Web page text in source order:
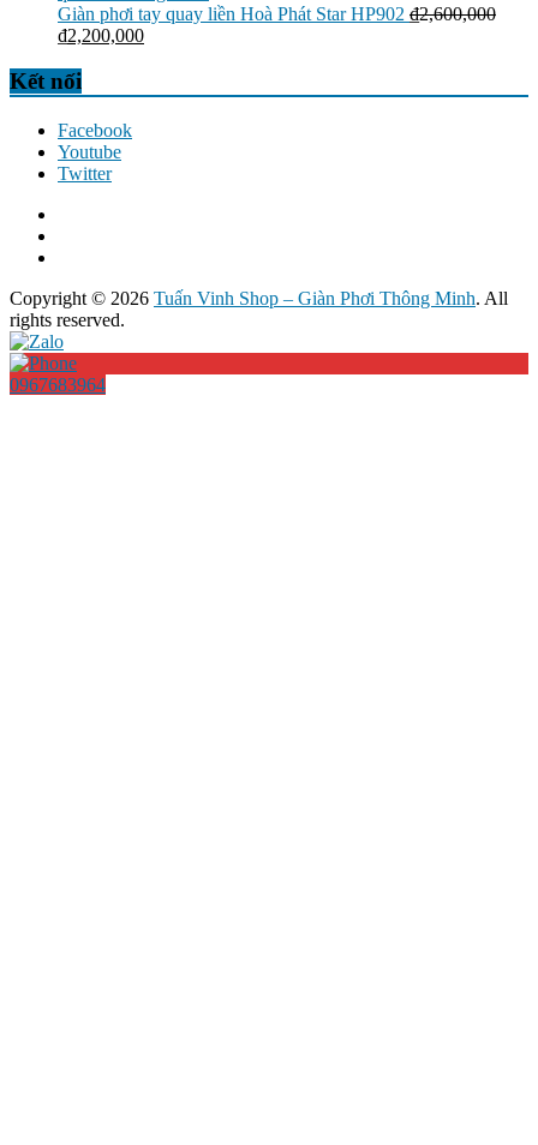
₫1,700,000.
Giàn phơi tay quay liền Hoà Phát Star HP902 ₫2,600,000
Giá
là:
₫2,600,000.
₫2,200,000Giá
là:
Kết nối
Facebook
Youtube
Twitter
Copyright © 2026 Tuấn Vinh Shop – Giàn Phơi Thông Minh. All
rights reserved.
0967683964